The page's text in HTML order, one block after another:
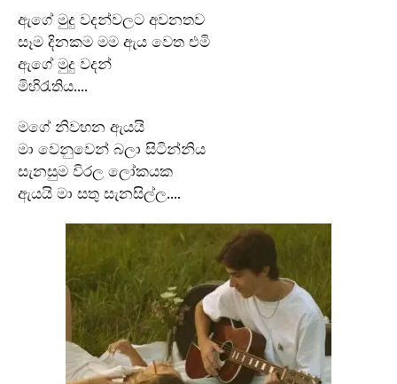
ඇගේ මුදු වදන්වලට අවනතව
සෑම දිනකම මම ඇය වෙත එමි
ඇගේ මුදු වදන්
මිහිරැතිය….
මගේ නිවහන ඇයයි
මා වෙනුවෙන් බලා සිටින්නිය
සැනසුම විරල ලෝකයක
ඇයයි මා සතු සැනසිල්ල….